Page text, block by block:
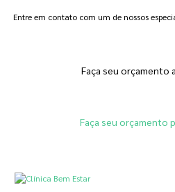
Entre em contato com um de nossos
Faça seu orçamento
Faça seu orçamento